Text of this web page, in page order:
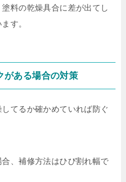
料の乾燥具合に差が出てし
す。
がある場合の対策
てるか確かめていれば防ぐ
、補修方法はひび割れ幅で